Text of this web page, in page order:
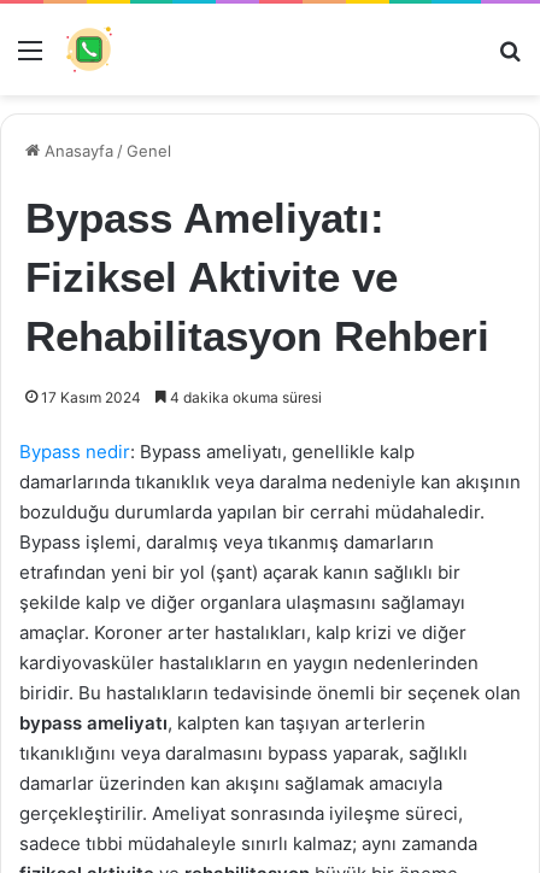
Menü
Anasayfa /Genel
Bypass Ameliyatı:
Fiziksel Aktivite ve
Rehabilitasyon Rehberi
17 Kasım 2024 4 dakika okuma süresi
Bypass nedir: Bypass ameliyatı, genellikle kalp
damarlarında tıkanıklık veya daralma nedeniyle kan akışının
bozulduğu durumlarda yapılan bir cerrahi müdahaledir.
Bypass işlemi, daralmış veya tıkanmış damarların
etrafından yeni bir yol (şant) açarak kanın sağlıklı bir
şekilde kalp ve diğer organlara ulaşmasını sağlamayı
amaçlar. Koroner arter hastalıkları, kalp krizi ve diğer
kardiyovasküler hastalıkların en yaygın nedenlerinden
biridir. Bu hastalıkların tedavisinde önemli bir seçenek olan
bypass ameliyatı, kalpten kan taşıyan arterlerin
tıkanıklığını veya daralmasını bypass yaparak, sağlıklı
damarlar üzerinden kan akışını sağlamak amacıyla
gerçekleştirilir. Ameliyat sonrasında iyileşme süreci,
sadece tıbbi müdahaleyle sınırlı kalmaz; aynı zamanda